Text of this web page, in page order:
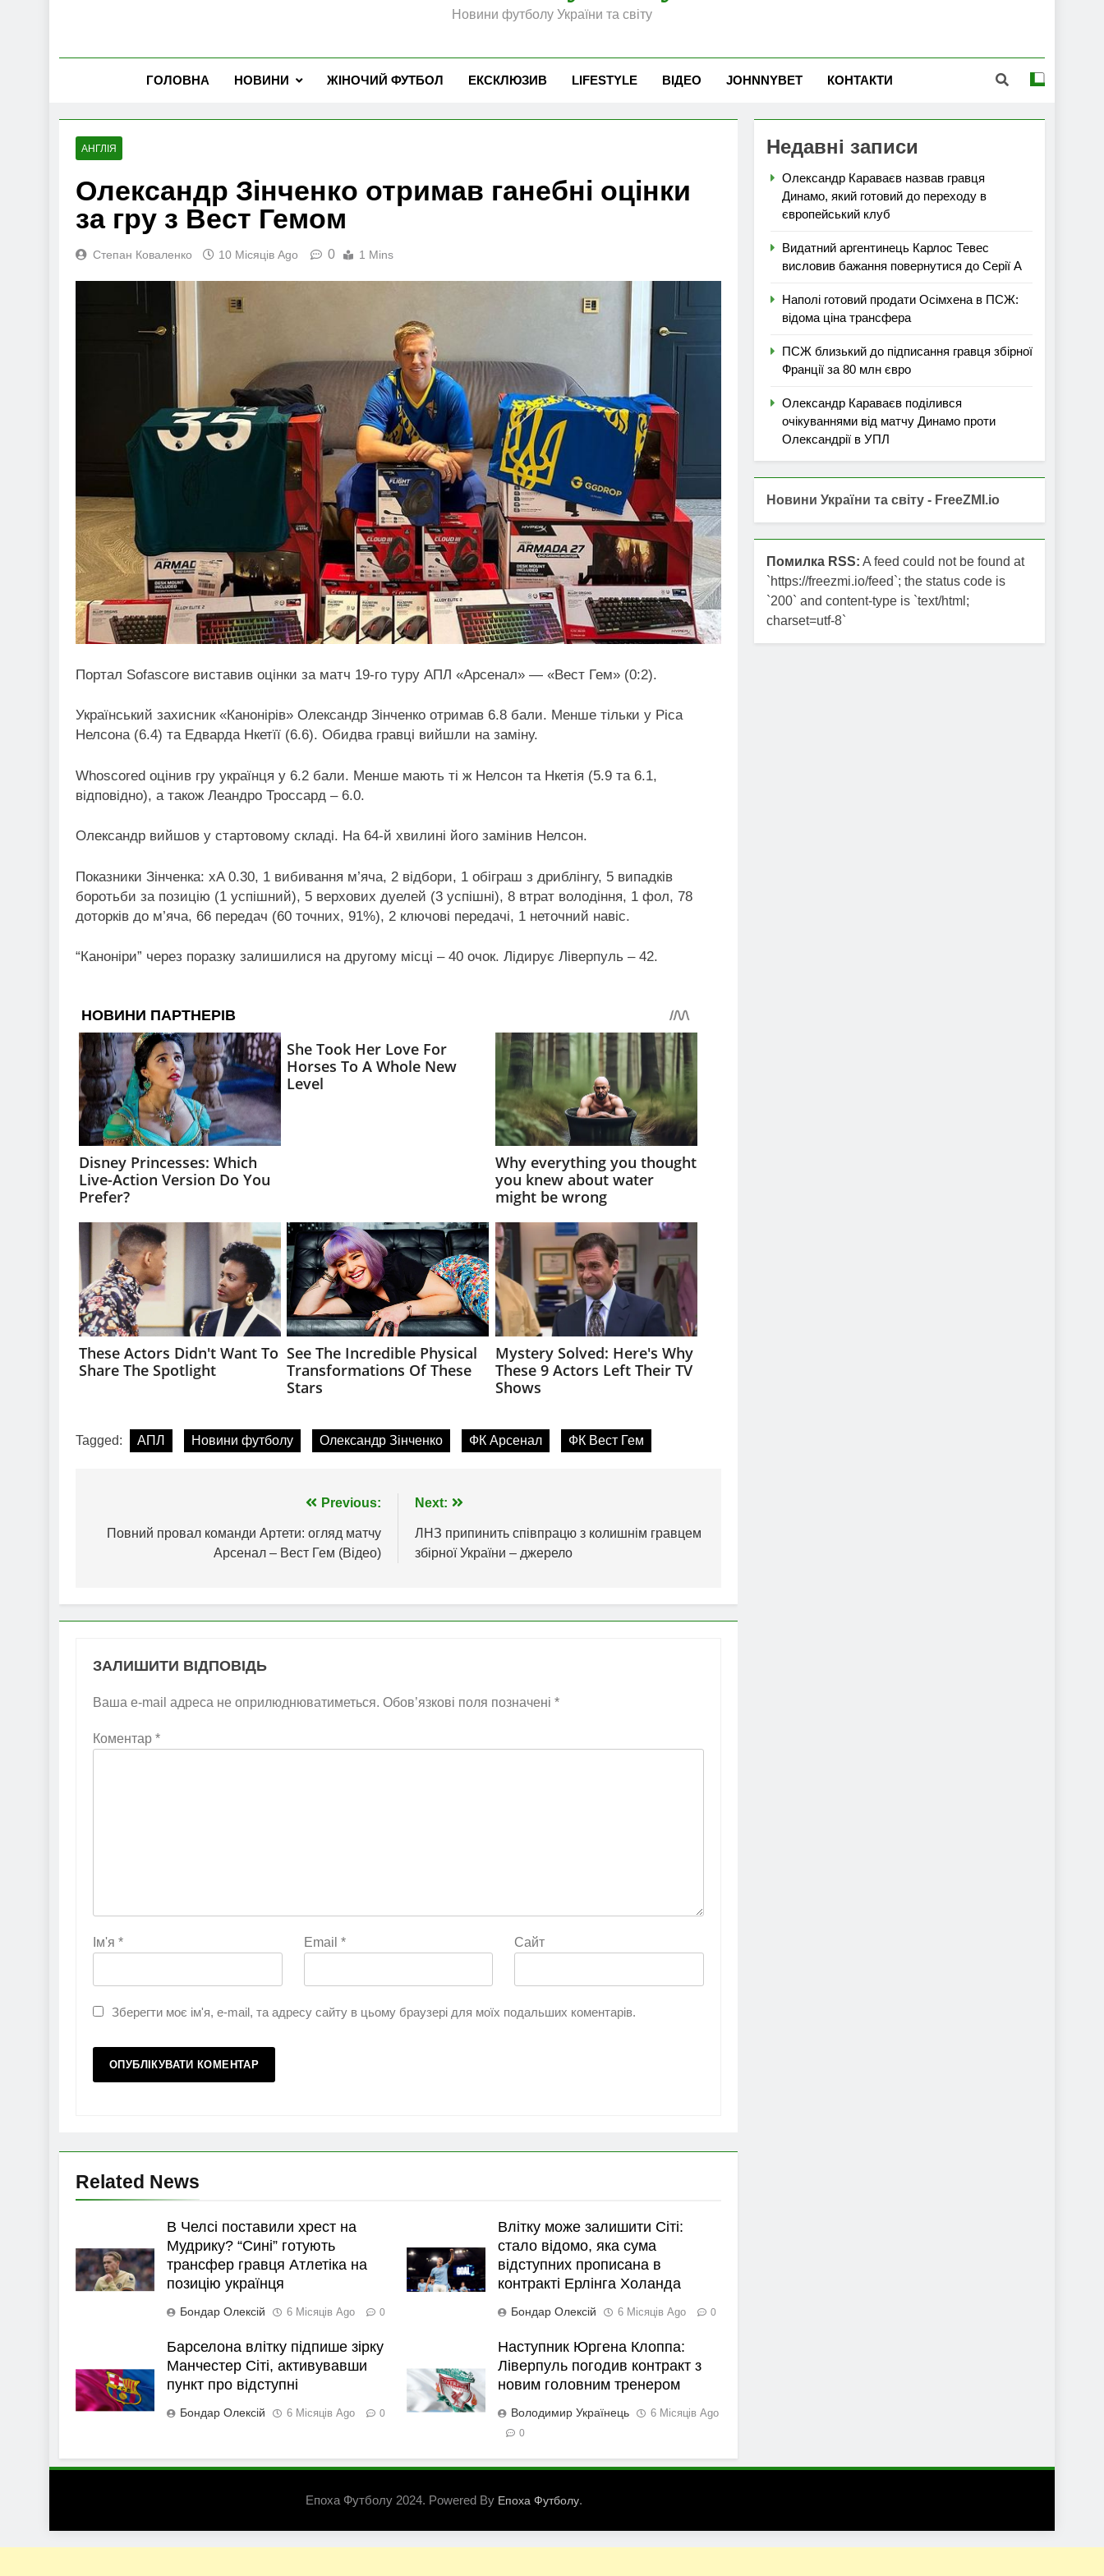
Новини футболу України та світу
ГОЛОВНА НОВИНИ ЖІНОЧИЙ ФУТБОЛ ЕКСКЛЮЗИВ LIFESTYLE ВІДЕО JOHNNYBET КОНТАКТИ
АНГЛІЯ
Олександр Зінченко отримав ганебні оцінки
за гру з Вест Гемом
Степан Коваленко 10 Місяців Ago 0 1 Mins
Портал Sofascore виставив оцінки за матч 19-го туру АПЛ «Арсенал» — «Вест Гем» (0:2).
Український захисник «Канонірів» Олександр Зінченко отримав 6.8 бали. Менше тільки у Ріса
Нелсона (6.4) та Едварда Нкетїї (6.6). Обидва гравці вийшли на заміну.
Whoscored оцінив гру українця у 6.2 бали. Менше мають ті ж Нелсон та Нкетія (5.9 та 6.1,
відповідно), а також Леандро Троссард – 6.0.
Олександр вийшов у стартовому складі. На 64-й хвилині його замінив Нелсон.
Показники Зінченка: xA 0.30, 1 вибивання м’яча, 2 відбори, 1 обіграш з дриблінгу, 5 випадків
боротьби за позицію (1 успішний), 5 верхових дуелей (3 успішні), 8 втрат володіння, 1 фол, 78
доторків до м’яча, 66 передач (60 точних, 91%), 2 ключові передачі, 1 неточний навіс.
“Каноніри” через поразку залишилися на другому місці – 40 очок. Лідирує Ліверпуль – 42.
Tagged: АПЛ Новини футболу Олександр Зінченко ФК Арсенал ФК Вест Гем
записів
Previous:
Повний провал команди Артети: огляд матчу
Арсенал – Вест Гем (Відео)
Next:
ЛНЗ припинить співпрацю з колишнім гравцем
збірної України – джерело
ЗАЛИШИТИ ВІДПОВІДЬ
Ваша e-mail адреса не оприлюднюватиметься. Обов’язкові поля позначені *
Коментар *
Ім'я * Email * Сайт
Зберегти моє ім'я, e-mail, та адресу сайту в цьому браузері для моїх подальших коментарів.
Related News
В Челсі поставили хрест на
Мудрику? “Сині” готують
трансфер гравця Атлетіка на
позицію українця
Бондар Олексій 6 Місяців Ago 0
Влітку може залишити Сіті:
стало відомо, яка сума
відступних прописана в
контракті Ерлінга Холанда
Бондар Олексій 6 Місяців Ago 0
Барселона влітку підпише зірку
Манчестер Сіті, активувавши
пункт про відступні
Бондар Олексій 6 Місяців Ago 0
Наступник Юргена Клоппа:
Ліверпуль погодив контракт з
новим головним тренером
Володимир Українець 6 Місяців Ago
0
Недавні записи
Олександр Караваєв назвав гравця
Динамо, який готовий до переходу в
європейський клуб
Видатний аргентинець Карлос Тевес
висловив бажання повернутися до Серії А
Наполі готовий продати Осімхена в ПСЖ:
відома ціна трансфера
ПСЖ близький до підписання гравця збірної
Франції за 80 млн євро
Олександр Караваєв поділився
очікуваннями від матчу Динамо проти
Олександрії в УПЛ
Новини України та світу - FreeZMI.io
Помилка RSS: A feed could not be found at
`https://freezmi.io/feed`; the status code is
`200` and content-type is `text/html;
charset=utf-8`
Епоха Футболу 2024. Powered By Епоха Футболу.